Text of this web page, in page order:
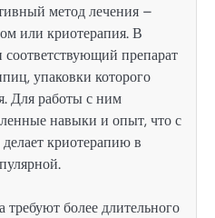
метод лечения –
или криотерапия. В
препарат
упаковки которого
Для работы с ним
навыки и опыт, что с
криотерапию в
требуют более длительного